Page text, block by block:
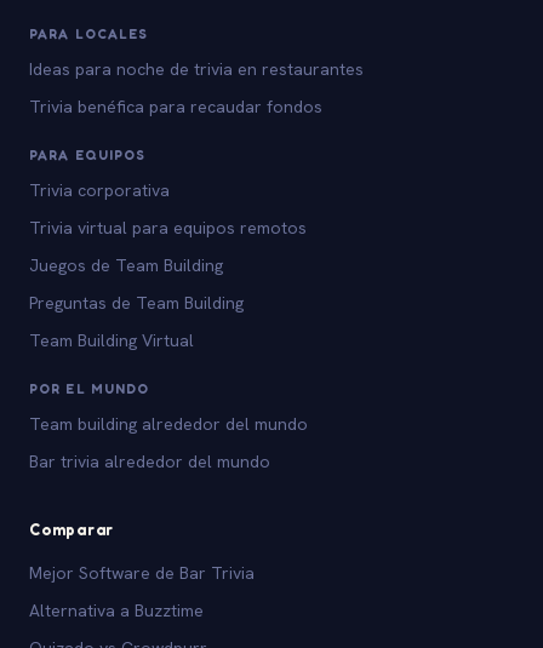
PARA LOCALES
Ideas para noche de trivia en restaurantes
Trivia benéfica para recaudar fondos
PARA EQUIPOS
Trivia corporativa
Trivia virtual para equipos remotos
Juegos de Team Building
Preguntas de Team Building
Team Building Virtual
POR EL MUNDO
Team building alrededor del mundo
Bar trivia alrededor del mundo
Comparar
Mejor Software de Bar Trivia
Alternativa a Buzztime